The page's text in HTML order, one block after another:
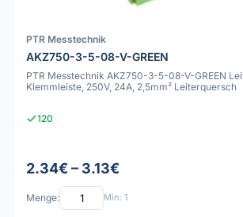
PTR Messtechnik
AKZ750-3-5-08-V-GREEN
PTR Messtechnik AKZ750-3-5-08-V-GREEN
Klemmleiste, 250V, 24A, 2,5mm² Leiterquersch
120
2.34€ – 3.13€
Menge: Min: 1